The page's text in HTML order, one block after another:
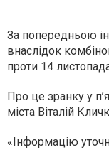
За попередньою
внаслідок
проти 14
Про це зранку у
міста Віталій
«Інформацію